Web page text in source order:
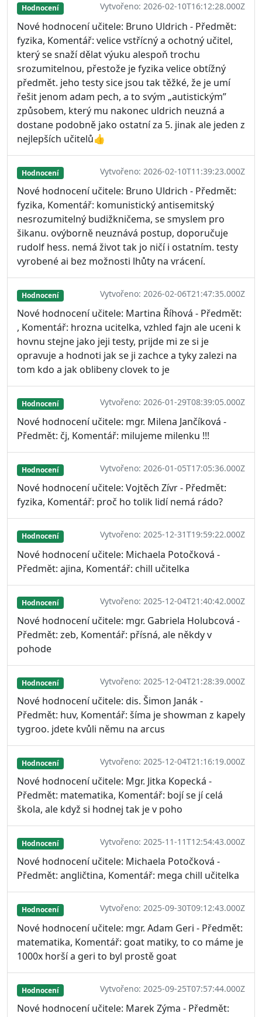
Hodnocení Vytvořeno: 2026-02-10T16:12:28.000Z
Nové hodnocení učitele: Bruno Uldrich - Předmět:
fyzika, Komentář: velice vstřícný a ochotný učitel,
který se snaží dělat výuku alespoň trochu
srozumitelnou, přestože je fyzika velice obtížný
předmět. jeho testy sice jsou tak těžké, že je umí
řešit jenom adam pech, a to svým „autistickým”
způsobem, který mu nakonec uldrich neuzná a
dostane podobně jako ostatní za 5. jinak ale jeden z
nejlepších učitelů👍
Hodnocení Vytvořeno: 2026-02-10T11:39:23.000Z
Nové hodnocení učitele: Bruno Uldrich - Předmět:
fyzika, Komentář: komunistický antisemitský
nesrozumitelný budižkničema, se smyslem pro
šikanu. ovýborně neuznává postup, doporučuje
rudolf hess. nemá život tak jo ničí i ostatním. testy
vyrobené ai bez možnosti lhůty na vrácení.
Hodnocení Vytvořeno: 2026-02-06T21:47:35.000Z
Nové hodnocení učitele: Martina Říhová - Předmět:
, Komentář: hrozna ucitelka, vzhled fajn ale uceni k
hovnu stejne jako jeji testy, prijde mi ze si je
opravuje a hodnoti jak se ji zachce a tyky zalezi na
tom kdo a jak oblibeny clovek to je
Hodnocení Vytvořeno: 2026-01-29T08:39:05.000Z
Nové hodnocení učitele: mgr. Milena Jančíková -
Předmět: čj, Komentář: milujeme milenku !!!
Hodnocení Vytvořeno: 2026-01-05T17:05:36.000Z
Nové hodnocení učitele: Vojtěch Zívr - Předmět:
fyzika, Komentář: proč ho tolik lidí nemá rádo?
Hodnocení Vytvořeno: 2025-12-31T19:59:22.000Z
Nové hodnocení učitele: Michaela Potočková -
Předmět: ajina, Komentář: chill učitelka
Hodnocení Vytvořeno: 2025-12-04T21:40:42.000Z
Nové hodnocení učitele: mgr. Gabriela Holubcová -
Předmět: zeb, Komentář: přísná, ale někdy v
pohode
Hodnocení Vytvořeno: 2025-12-04T21:28:39.000Z
Nové hodnocení učitele: dis. Šimon Janák -
Předmět: huv, Komentář: šíma je showman z kapely
tygroo. jdete kvůli němu na arcus
Hodnocení Vytvořeno: 2025-12-04T21:16:19.000Z
Nové hodnocení učitele: Mgr. Jitka Kopecká -
Předmět: matematika, Komentář: bojí se jí celá
škola, ale když si hodnej tak je v poho
Hodnocení Vytvořeno: 2025-11-11T12:54:43.000Z
Nové hodnocení učitele: Michaela Potočková -
Předmět: angličtina, Komentář: mega chill učitelka
Hodnocení Vytvořeno: 2025-09-30T09:12:43.000Z
Nové hodnocení učitele: mgr. Adam Geri - Předmět:
matematika, Komentář: goat matiky, to co máme je
1000x horší a geri to byl prostě goat
Hodnocení Vytvořeno: 2025-09-25T07:57:44.000Z
Nové hodnocení učitele: Marek Zýma - Předmět: